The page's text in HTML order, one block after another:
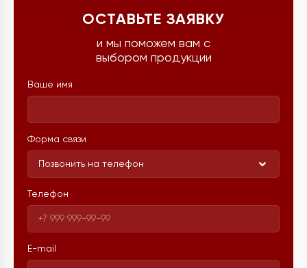
ОСТАВЬТЕ ЗАЯВКУ
и мы поможем вам с
выбором продукции
Ваше имя
Форма связи
Позвонить на телефон
Телефон
E-mail